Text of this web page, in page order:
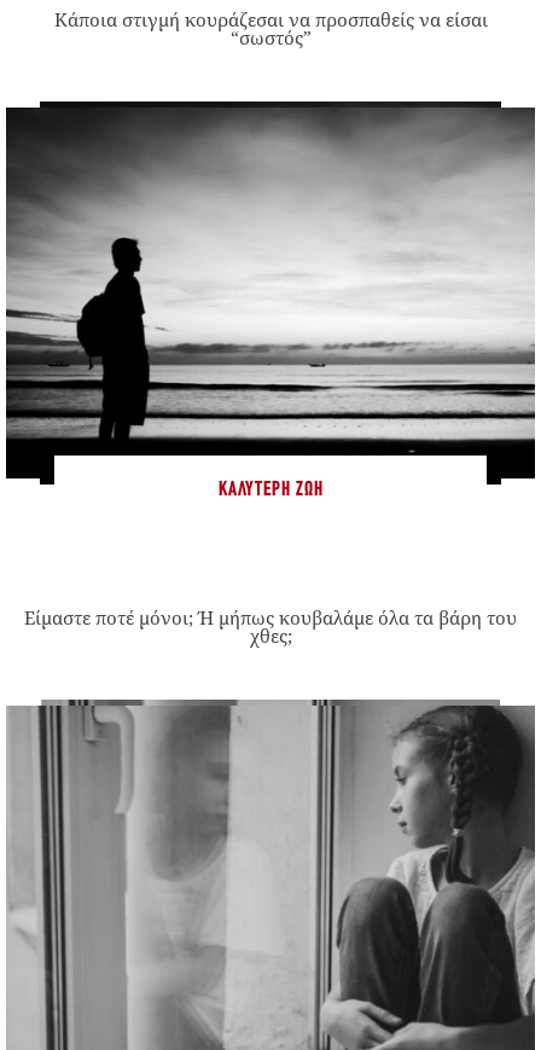
Κάποια στιγμή κουράζεσαι να προσπαθείς να είσαι
“σωστός”
ΚΑΛΎΤΕΡΗ ΖΩΉ
Είμαστε ποτέ μόνοι; Ή μήπως κουβαλάμε όλα τα βάρη του
χθες;